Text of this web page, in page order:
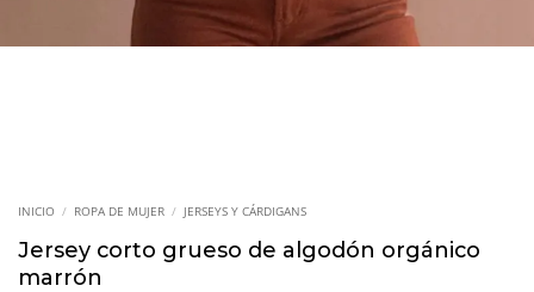
INICIO / ROPA DE MUJER / JERSEYS Y CÁRDIGANS
Jersey corto grueso de algodón orgánico
marrón